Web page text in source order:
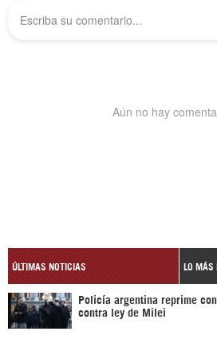
ÚLTIMAS NOTICIAS LO MÁS
Policía argentina reprime
contra ley de Milei